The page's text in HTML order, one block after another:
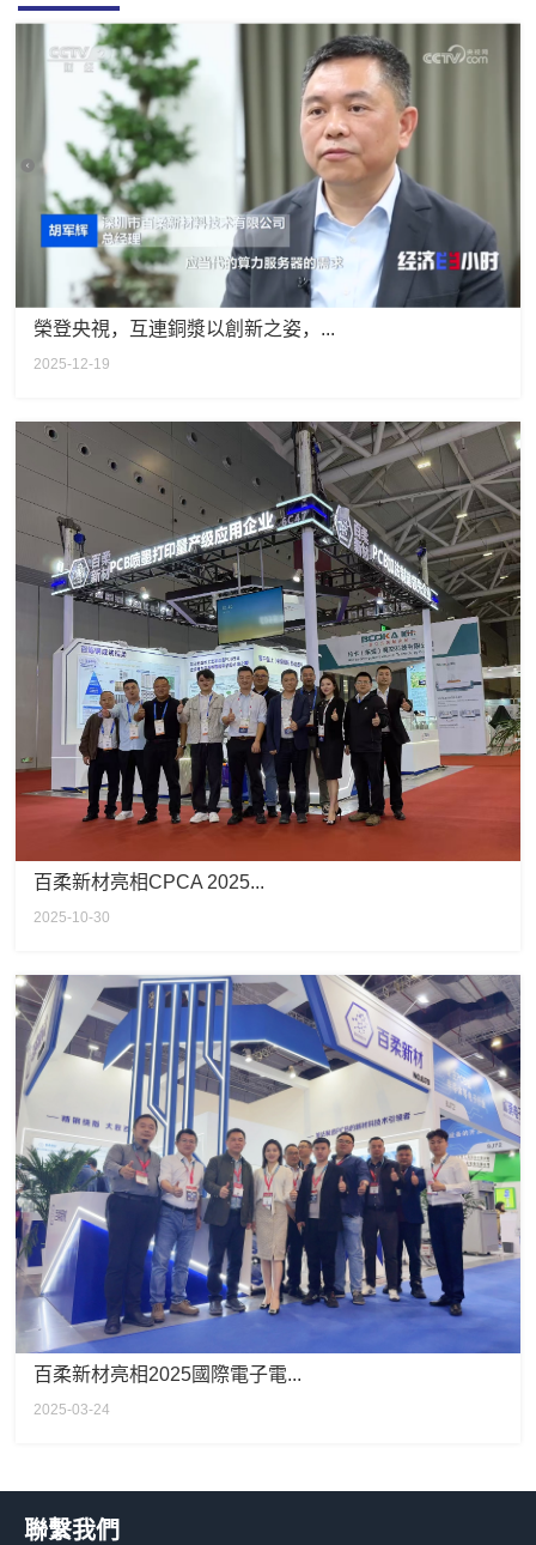
榮登央視，互連銅漿以創新之姿，...
2025-12-19
百柔新材亮相CPCA 2025...
2025-10-30
百柔新材亮相2025國際電子電...
2025-03-24
聯繫我們